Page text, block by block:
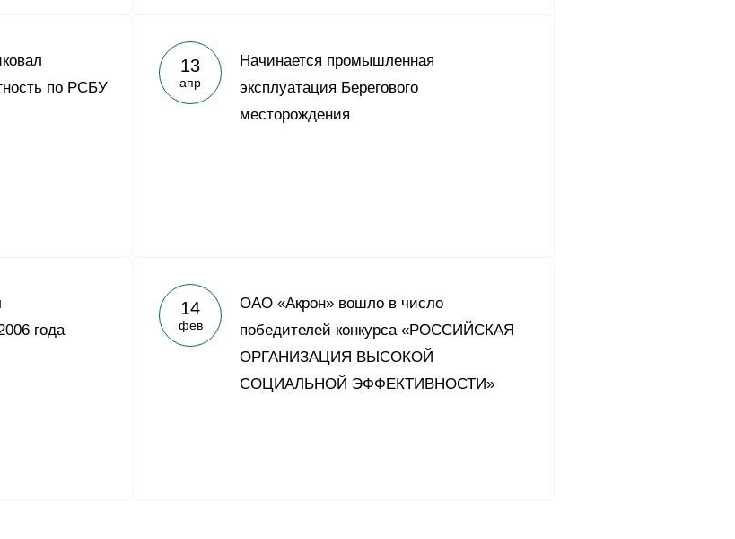
по РСБУ
13
апр
Начинается промышленная
эксплуатация Берегового
месторождения
года
14
фев
ОАО «Акрон» вошло в число
победителей конкурса «РОССИЙСКАЯ
ОРГАНИЗАЦИЯ ВЫСОКОЙ
СОЦИАЛЬНОЙ ЭФФЕКТИВНОСТИ»